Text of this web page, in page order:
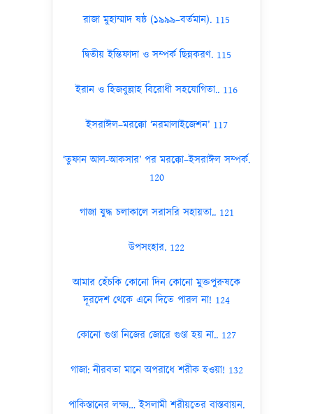
রাজা মুহাম্মাদ ষষ্ঠ (১৯৯৯–বর্তমান). 115
দ্বিতীয় ইন্তিফাদা ও সম্পর্ক ছিন্নকরণ. 115
ইরান ও হিজবুল্লাহ বিরোধী সহযোগিতা.. 116
ইসরাঈল–মরক্কো ‘নরমালাইজেশন’ 117
‘তুফান আল-আকসার’ পর মরক্কো–ইসরাঈল সম্পর্ক.
120
গাজা যুদ্ধ চলাকালে সরাসরি সহায়তা.. 121
উপসংহার. 122
আমার হেঁচকি কোনো দিন কোনো মুক্তপুরুষকে
দূরদেশ থেকে এনে দিতে পারল না! 124
কোনো গুণ্ডা নিজের জোরে গুণ্ডা হয় না.. 127
গাজা: নীরবতা মানে অপরাধে শরীক হওয়া! 132
পাকিস্তানের লক্ষ্য… ইসলামী শরীয়তের বাস্তবায়ন.